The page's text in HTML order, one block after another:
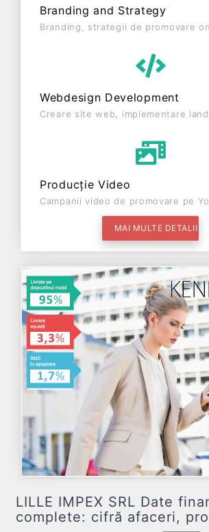
Branding and Strategy
Branding, strategii de promovare
Webdesign Development
Creare site web, implementare
Producție Video
Campanii video de promovare pe
MAI MULTE DETALII
LILLE IMPEX SRL Date
complete: cifră afaceri,